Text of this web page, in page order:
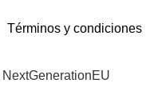
Términos y condiciones